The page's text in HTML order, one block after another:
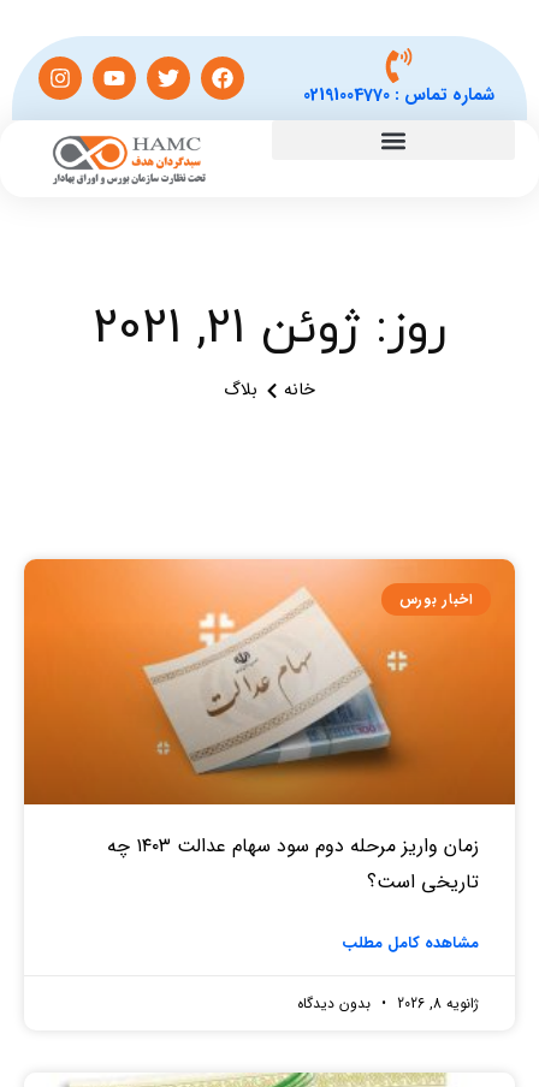
شماره تماس :02191004770
روز: ژوئن 21, 2021
خانه بلاگ
اخبار بورس
زمان واریز مرحله دوم سود سهام عدالت ۱۴۰۳ چه
تاریخی است؟
مشاهده کامل مطلب
ژانویه 8, 2026 بدون دیدگاه